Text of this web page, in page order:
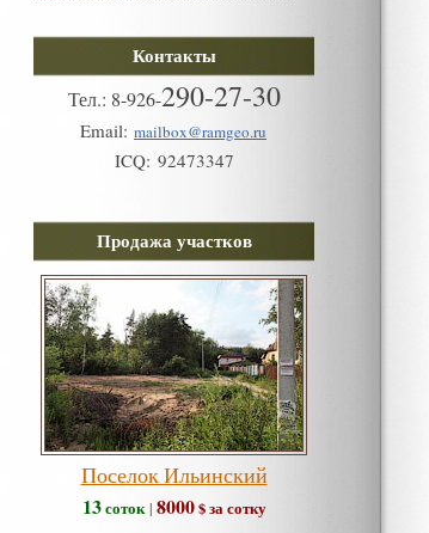
Контакты
Тел.: 8-926-290-27-30
Email: mailbox@ramgeo.ru
ICQ: 92473347
Продажа участков
Поселок Ильинский
13соток| 8000$ за сотку